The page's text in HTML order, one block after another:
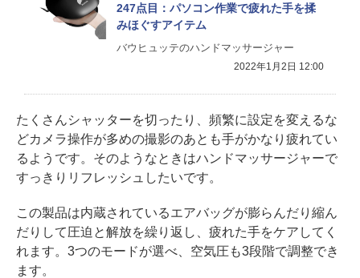
247点目：パソコン作業で疲れた手を揉
みほぐすアイテム
バウヒュッテのハンドマッサージャー
2022年1月2日 12:00
たくさんシャッターを切ったり、頻繁に設定を変えるな
どカメラ操作が多めの撮影のあとも手がかなり疲れてい
るようです。そのようなときはハンドマッサージャーで
すっきりリフレッシュしたいです。
この製品は内蔵されているエアバッグが膨らんだり縮ん
だりして圧迫と解放を繰り返し、疲れた手をケアしてく
れます。3つのモードが選べ、空気圧も3段階で調整でき
ます。